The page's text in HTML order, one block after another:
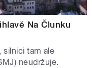
Na Člunku
silnici tam ale
neudržuje.